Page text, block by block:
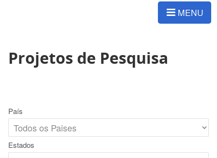
MENU
Projetos de Pesquisa
País
Estados